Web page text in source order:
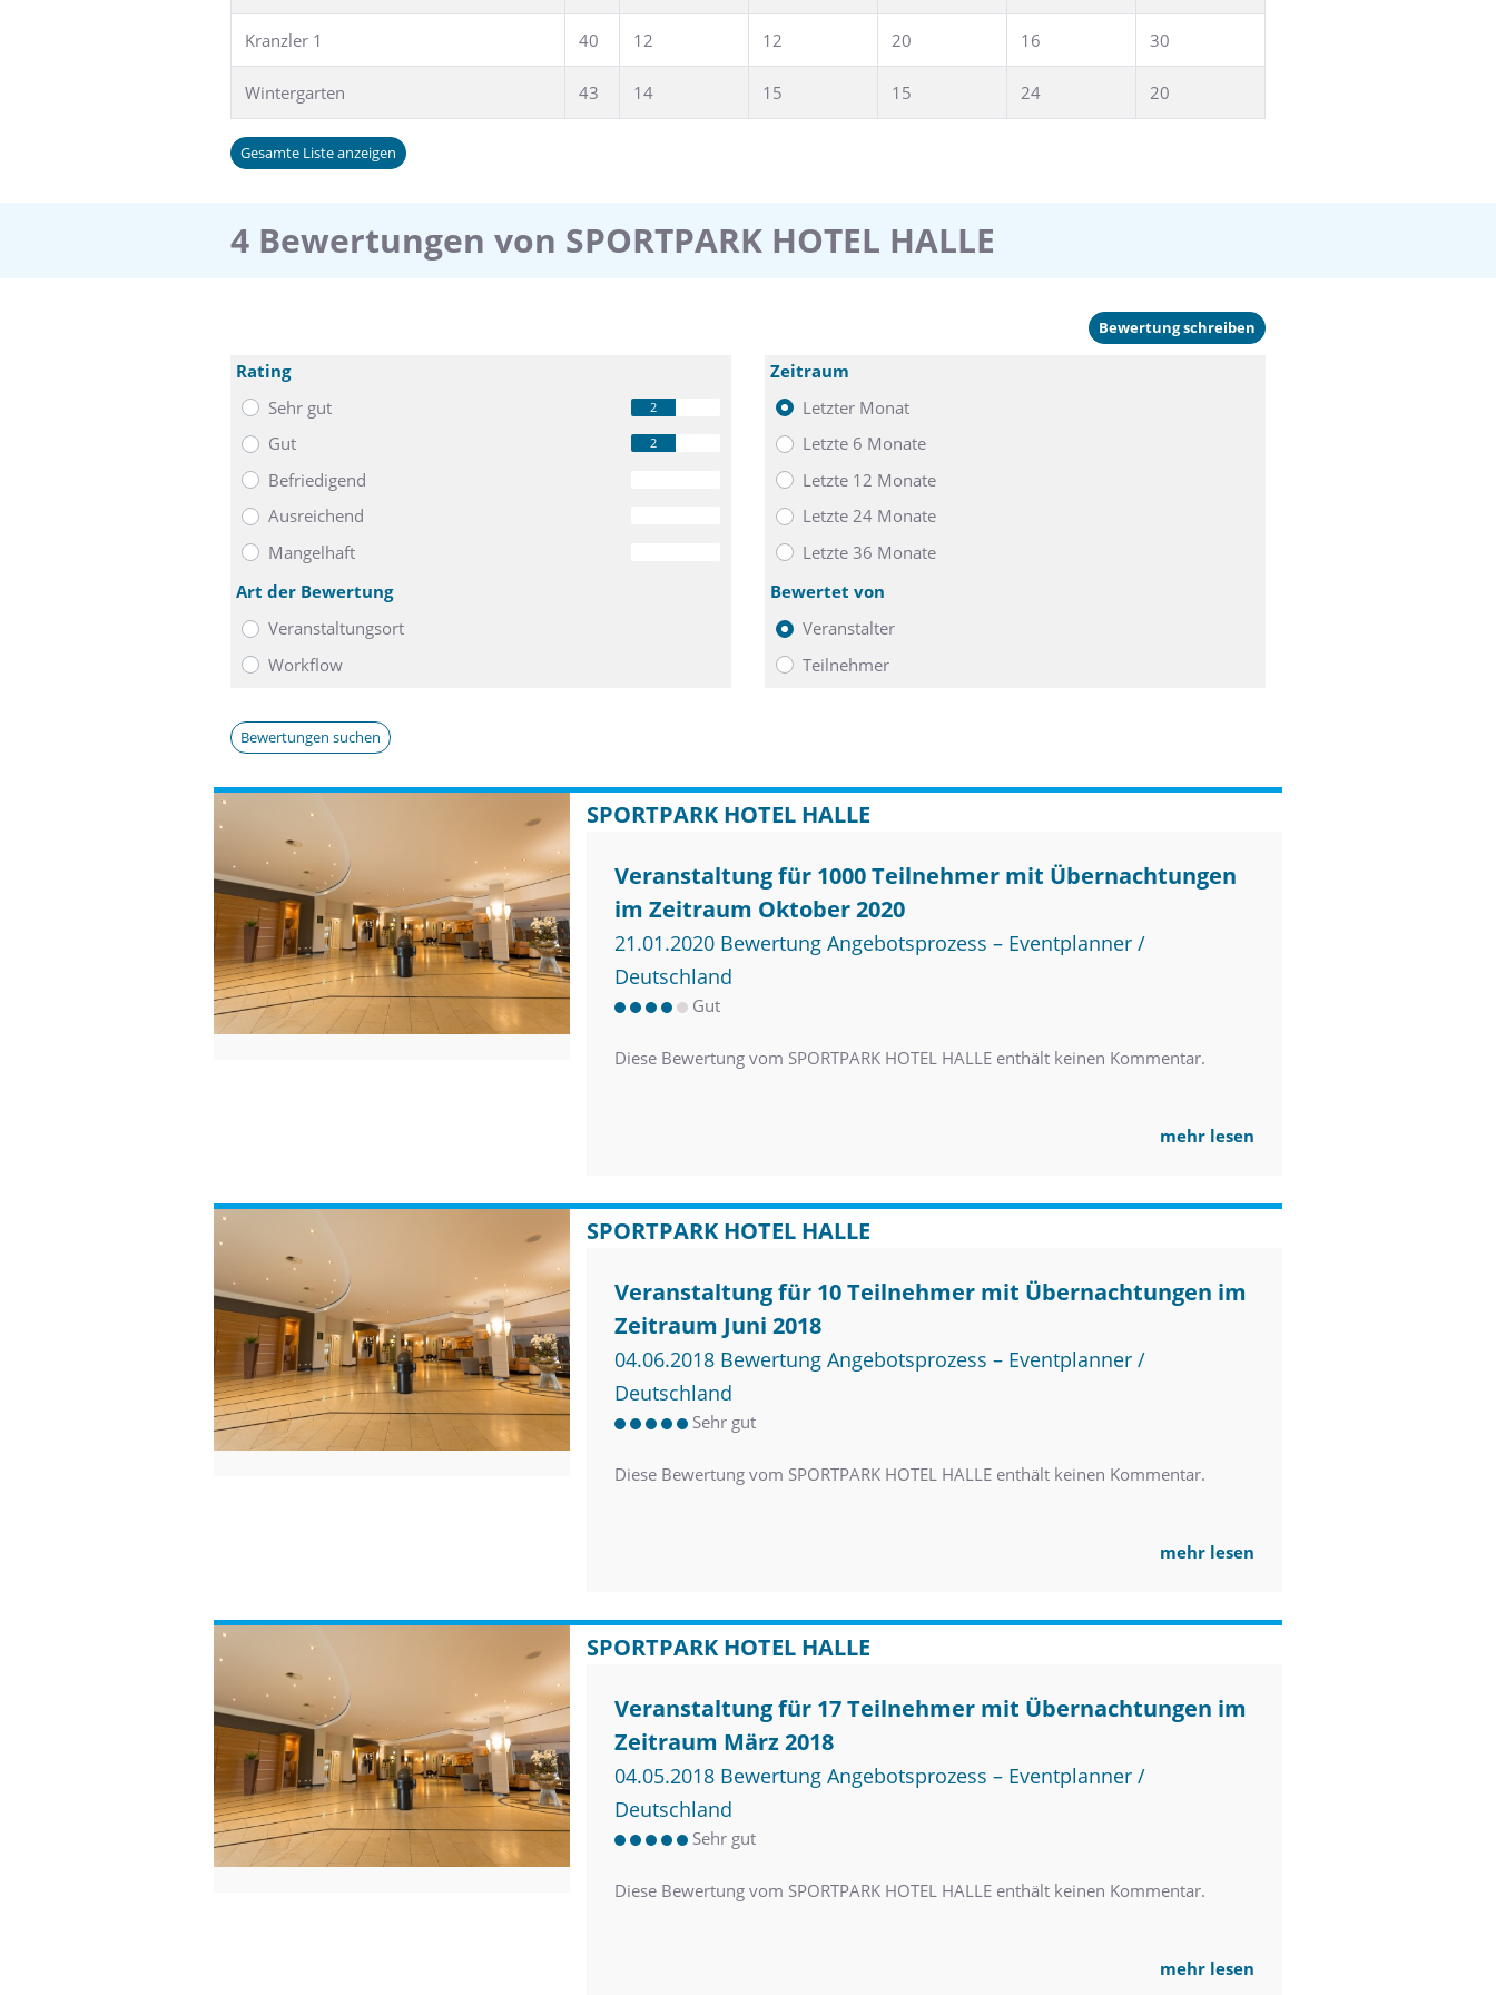
Kranzler 1 40 12 12 20 16 30
Wintergarten 43 14 15 15 24 20
Gesamte Liste anzeigen
4 Bewertungen von SPORTPARK HOTEL HALLE
Bewertung schreiben
Rating
Sehr gut
2
Gut 2
Befriedigend
Ausreichend
Mangelhaft
Zeitraum
Letzter Monat
Letzte 6 Monate
Letzte 12 Monate
Letzte 24 Monate
Letzte 36 Monate
Art der Bewertung
Veranstaltungsort
Workflow
Bewertet von
Veranstalter
Teilnehmer
Bewertungen suchen
SPORTPARK HOTEL HALLE
Veranstaltung für 1000 Teilnehmer mit Übernachtungen
im Zeitraum Oktober 2020
21.01.2020 Bewertung Angebotsprozess – Eventplanner /
Deutschland
Gut
Diese Bewertung vom SPORTPARK HOTEL HALLE enthält keinen Kommentar.
mehr lesen
SPORTPARK HOTEL HALLE
Veranstaltung für 10 Teilnehmer mit Übernachtungen im
Zeitraum Juni 2018
04.06.2018 Bewertung Angebotsprozess – Eventplanner /
Deutschland
Sehr gut
Diese Bewertung vom SPORTPARK HOTEL HALLE enthält keinen Kommentar.
mehr lesen
SPORTPARK HOTEL HALLE
Veranstaltung für 17 Teilnehmer mit Übernachtungen im
Zeitraum März 2018
04.05.2018 Bewertung Angebotsprozess – Eventplanner /
Deutschland
Sehr gut
Diese Bewertung vom SPORTPARK HOTEL HALLE enthält keinen Kommentar.
mehr lesen